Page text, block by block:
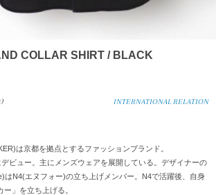
COLLAR SHIRT / BLACK
INTERNATIONAL RELATION
は京都を拠点とするファッションブランド。
ビュー。主にメンズウェアを展開している。デザイナーの
はN4(エヌフォー)の立ち上げメンバー。N4で活躍後、自身
」を立ち上げる。